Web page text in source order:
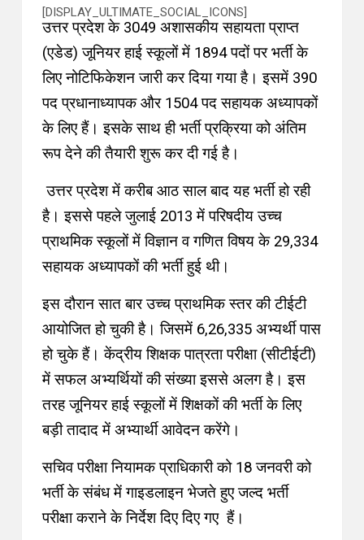
[DISPLAY_ULTIMATE_SOCIAL_ICONS]
उत्तर प्रदेश के 3049 अशासकीय सहायता प्राप्त
(एडेड) जूनियर हाई स्कूलों में 1894 पदों पर भर्ती के
लिए नोटिफिकेशन जारी कर दिया गया है। इसमें 390
पद प्रधानाध्यापक और 1504 पद सहायक अध्यापकों
के लिए हैं। इसके साथ ही भर्ती प्रक्रिया को अंतिम
रूप देने की तैयारी शुरू कर दी गई है।
उत्तर प्रदेश में करीब आठ साल बाद यह भर्ती हो रही
है। इससे पहले जुलाई 2013 में परिषदीय उच्च
प्राथमिक स्कूलों में विज्ञान व गणित विषय के 29,334
सहायक अध्यापकों की भर्ती हुई थी।
इस दौरान सात बार उच्च प्राथमिक स्तर की टीईटी
आयोजित हो चुकी है। जिसमें 6,26,335 अभ्यर्थी पास
हो चुके हैं। केंद्रीय शिक्षक पात्रता परीक्षा (सीटीईटी)
में सफल अभ्यर्थियों की संख्या इससे अलग है। इस
तरह जूनियर हाई स्कूलों में शिक्षकों की भर्ती के लिए
बड़ी तादाद में अभ्यार्थी आवेदन करेंगे।
सचिव परीक्षा नियामक प्राधिकारी को 18 जनवरी को
भर्ती के संबंध में गाइडलाइन भेजते हुए जल्द भर्ती
परीक्षा कराने के निर्देश दिए दिए गए हैं।